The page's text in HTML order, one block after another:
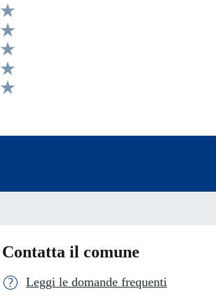
Valuta 5 stelle su 5
Valuta 4 stelle su 5
Valuta 3 stelle su 5
Valuta 2 stelle su 5
Contatta il comune
Leggi le domande frequenti